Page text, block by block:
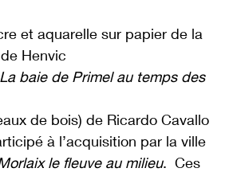
et aquarelle sur papier de la
Henvic
La baie de Primel au temps des
de bois) de Ricardo Cavallo
à l’acquisition par la ville
le fleuve au milieu.  Ces